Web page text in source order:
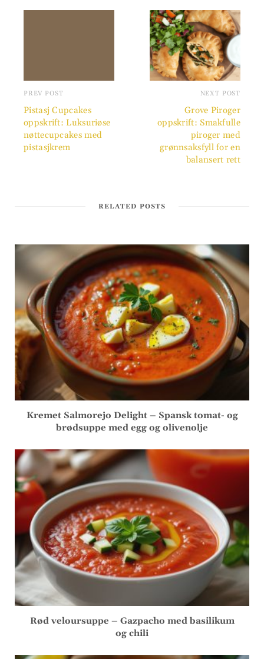
PREV POST
Pistasj Cupcakes
oppskrift: Luksuriøse
nøttecupcakes med
pistasjkrem
NEXT POST
Grove Piroger
oppskrift: Smakfulle
piroger med
grønnsaksfyll for en
balansert rett
RELATED POSTS
Kremet Salmorejo Delight – Spansk tomat- og
brødsuppe med egg og olivenolje
Rød veloursuppe – Gazpacho med basilikum
og chili